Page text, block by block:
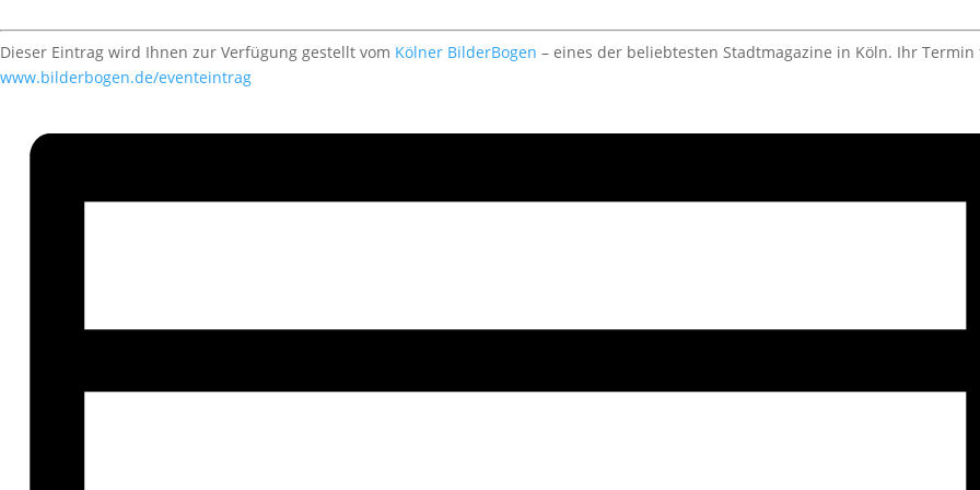
Dieser Eintrag wird Ihnen zur Verfügung gestellt vom Kölner BilderBogen – eines der beliebtesten Stadtmagazine in Köln. Ihr
www.bilderbogen.de/eventeintrag